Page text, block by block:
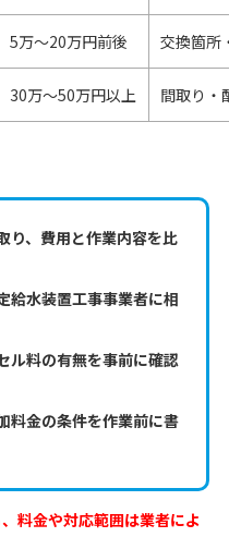
5万〜20万円前後 交換箇所
30万〜50万円以上 間取り・
り、費用と作業内容を比
給水装置工事事業者に相
ル料の有無を事前に確認
料金の条件を作業前に書
料金や対応範囲は業者によ